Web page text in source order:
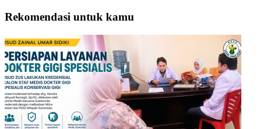
Rekomendasi untuk kamu